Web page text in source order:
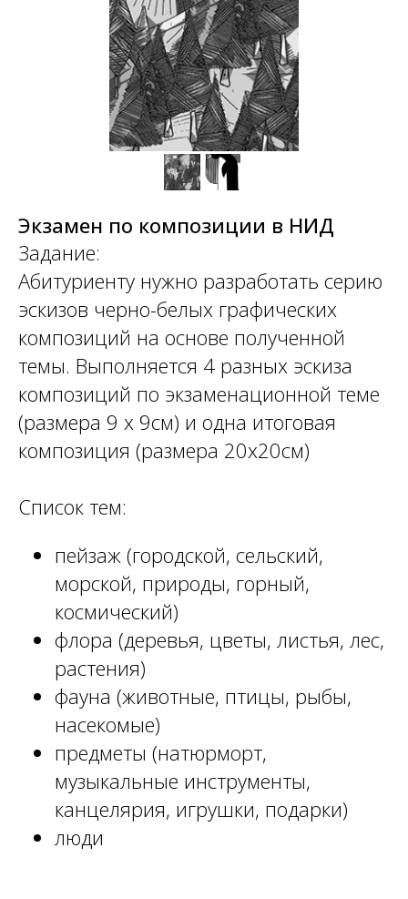
Экзамен по композиции в НИД
Задание:
Абитуриенту нужно разработать серию
эскизов черно-белых графических
композиций на основе полученной
темы. Выполняется 4 разных эскиза
композиций по экзаменационной теме
(размера 9 х 9см) и одна итоговая
композиция (размера 20х20см)
Список тем:
пейзаж (городской, сельский,
морской, природы, горный,
космический)
флора (деревья, цветы, листья, лес,
растения)
фауна (животные, птицы, рыбы,
насекомые)
предметы (натюрморт,
музыкальные инструменты,
канцелярия, игрушки, подарки)
люди